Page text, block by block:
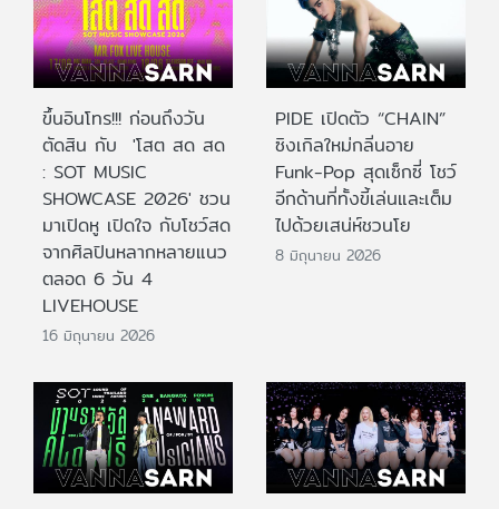
ขึ้นอินโทร!!! ก่อนถึงวัน
ตัดสิน กับ 'โสต สด สด
: SOT MUSIC
SHOWCASE 2026' ชวน
มาเปิดหู เปิดใจ กับโชว์สด
จากศิลปินหลากหลายแนว
ตลอด 6 วัน 4
LIVEHOUSE
16 มิถุนายน 2026
PIDE เปิดตัว “CHAIN”
ซิงเกิลใหม่กลิ่นอาย
Funk-Pop สุดเซ็กซี่ โชว์
อีกด้านที่ทั้งขี้เล่นและเต็ม
ไปด้วยเสน่ห์ชวนโย
8 มิถุนายน 2026